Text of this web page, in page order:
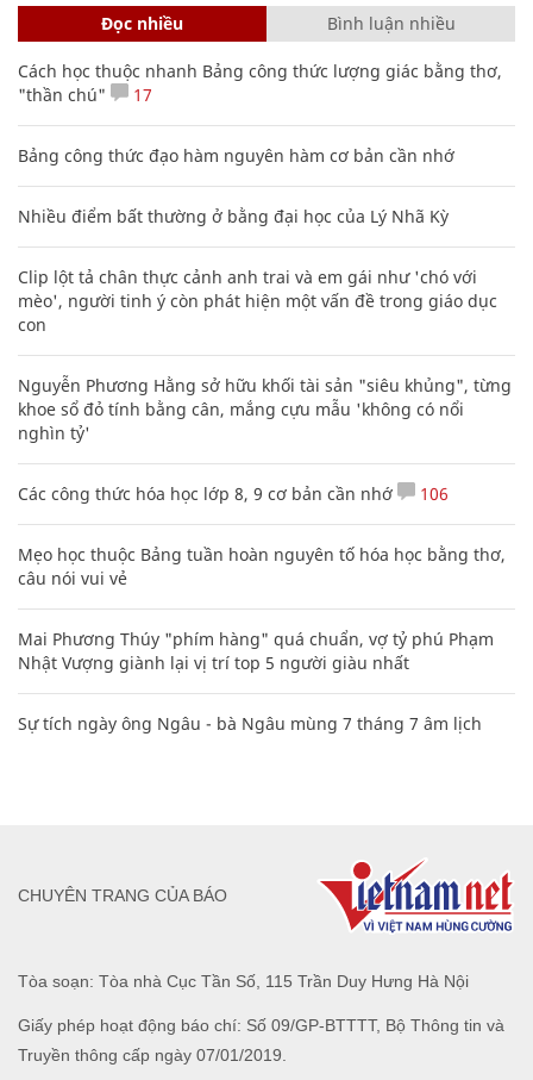
Đọc nhiều Bình luận nhiều
Cách học thuộc nhanh Bảng công thức lượng giác bằng thơ,
"thần chú"
17
Bảng công thức đạo hàm nguyên hàm cơ bản cần nhớ
Nhiều điểm bất thường ở bằng đại học của Lý Nhã Kỳ
Clip lột tả chân thực cảnh anh trai và em gái như 'chó với
mèo', người tinh ý còn phát hiện một vấn đề trong giáo dục
con
Nguyễn Phương Hằng sở hữu khối tài sản "siêu khủng", từng
khoe sổ đỏ tính bằng cân, mắng cựu mẫu 'không có nổi
nghìn tỷ'
Các công thức hóa học lớp 8, 9 cơ bản cần nhớ 106
Mẹo học thuộc Bảng tuần hoàn nguyên tố hóa học bằng thơ,
câu nói vui vẻ
Mai Phương Thúy "phím hàng" quá chuẩn, vợ tỷ phú Phạm
Nhật Vượng giành lại vị trí top 5 người giàu nhất
Sự tích ngày ông Ngâu - bà Ngâu mùng 7 tháng 7 âm lịch
Tòa soạn: Tòa nhà Cục Tần Số, 115 Trần Duy Hưng Hà Nội
Giấy phép hoạt động báo chí: Số 09/GP-BTTTT, Bộ Thông tin và
Truyền thông cấp ngày 07/01/2019.
CHUYÊN TRANG CỦA BÁO